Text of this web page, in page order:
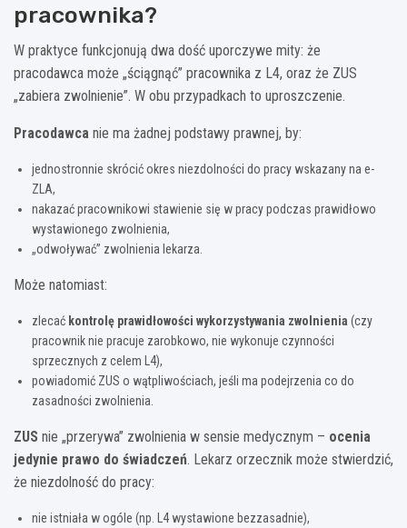
pracownika?
W praktyce funkcjonują dwa dość uporczywe mity: że
pracodawca może „ściągnąć” pracownika z L4, oraz że ZUS
„zabiera zwolnienie”. W obu przypadkach to uproszczenie.
Pracodawca nie ma żadnej podstawy prawnej, by:
jednostronnie skrócić okres niezdolności do pracy wskazany na e-
ZLA,
nakazać pracownikowi stawienie się w pracy podczas prawidłowo
wystawionego zwolnienia,
„odwoływać” zwolnienia lekarza.
Może natomiast:
zlecać kontrolę prawidłowości wykorzystywania zwolnienia (czy
pracownik nie pracuje zarobkowo, nie wykonuje czynności
sprzecznych z celem L4),
powiadomić ZUS o wątpliwościach, jeśli ma podejrzenia co do
zasadności zwolnienia.
ZUS nie „przerywa” zwolnienia w sensie medycznym – ocenia
jedynie prawo do świadczeń. Lekarz orzecznik może stwierdzić,
że niezdolność do pracy:
nie istniała w ogóle (np. L4 wystawione bezzasadnie),